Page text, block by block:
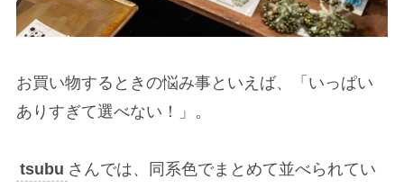
お買い物するときの悩み事といえば、「いっぱい
ありすぎて選べない！」。
tsubu さんでは、同系色でまとめて並べられてい